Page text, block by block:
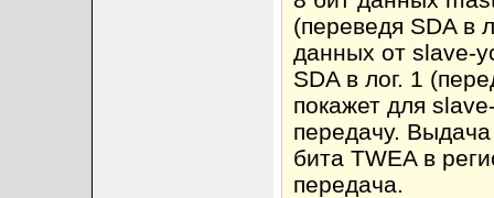
(переведя SDA в
данных от slave-
SDA в лог. 1
покажет для
передачу.
бита TWEA в
передача.